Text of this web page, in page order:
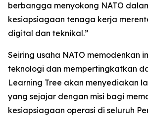
berbangga menyokong NATO
kesiapsiagaan tenaga kerja
digital dan teknikal.”
Seiring usaha NATO memodenkan
teknologi dan mempertingkatkan
Learning Tree akan menyediakan
yang sejajar dengan misi bagi
kesiapsiagaan operasi di seluruh